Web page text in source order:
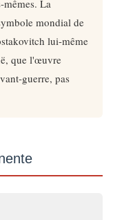
mêmes. La
mondial de
lui-même
que l'œuvre
guerre, pas